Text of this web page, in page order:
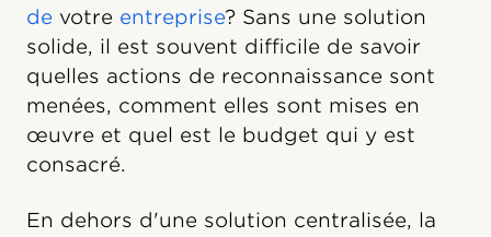
de votre entreprise? Sans une solution
solide, il est souvent difficile de savoir
quelles actions de reconnaissance sont
menées, comment elles sont mises en
œuvre et quel est le budget qui y est
consacré.
En dehors d'une solution centralisée, la